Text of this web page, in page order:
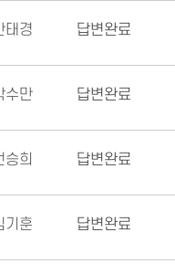
태경 답변완료
수만 답변완료
승희 답변완료
기훈 답변완료